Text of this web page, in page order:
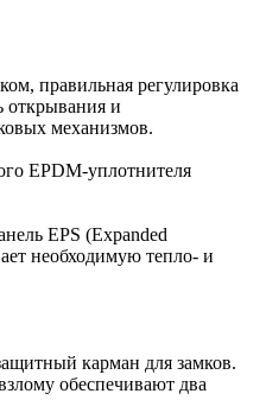
правильная регулировка
открывания и
механизмов.
EPDM-уплотнителя
EPS (Expanded
необходимую тепло- и
карман для замков.
обеспечивают два